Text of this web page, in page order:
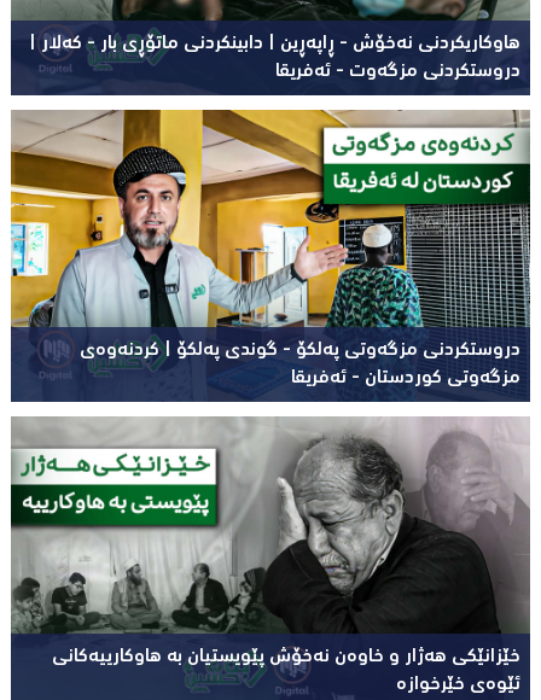
هاوکاریکردنى نەخۆش - ڕاپەڕین | دابینکردنی ماتۆڕی بار - کەلار |
دروستکردنی مزگەوت - ئەفریقا
دروستکردنی مزگەوتی پەلکۆ - گوندی پەلکۆ | کردنەوەی
مزگەوتی کوردستان - ئەفریقا
خێزانێکی هەژار و خاوەن نەخۆش پێویستیان بە هاوکارییەکانی
ئێوەی خێرخوازە